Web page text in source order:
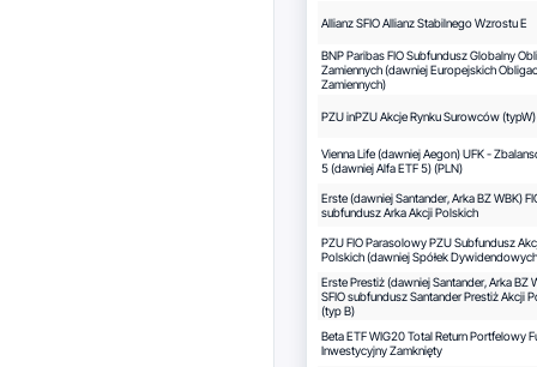
Allianz SFIO Allianz Stabilnego Wzrostu E
BNP Paribas FIO Subfundusz Globalny
Zamiennych (dawniej Europejskich
Zamiennych)
PZU inPZU Akcje Rynku Surowców (typW)
Vienna Life (dawniej Aegon) UFK -
5 (dawniej Alfa ETF 5) (PLN)
Erste (dawniej Santander, Arka BZ WBK)
subfundusz Arka Akcji Polskich
PZU FIO Parasolowy PZU Subfundusz
Polskich (dawniej Spółek
Erste Prestiż (dawniej Santander, Arka BZ
SFIO subfundusz Santander Prestiż Akcji
(typ B)
Beta ETF WIG20 Total Return Portfelowy
Inwestycyjny Zamknięty